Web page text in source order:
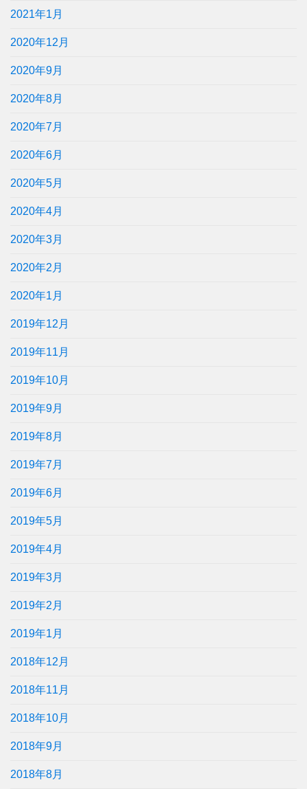
2021年1月
2020年12月
2020年9月
2020年8月
2020年7月
2020年6月
2020年5月
2020年4月
2020年3月
2020年2月
2020年1月
2019年12月
2019年11月
2019年10月
2019年9月
2019年8月
2019年7月
2019年6月
2019年5月
2019年4月
2019年3月
2019年2月
2019年1月
2018年12月
2018年11月
2018年10月
2018年9月
2018年8月